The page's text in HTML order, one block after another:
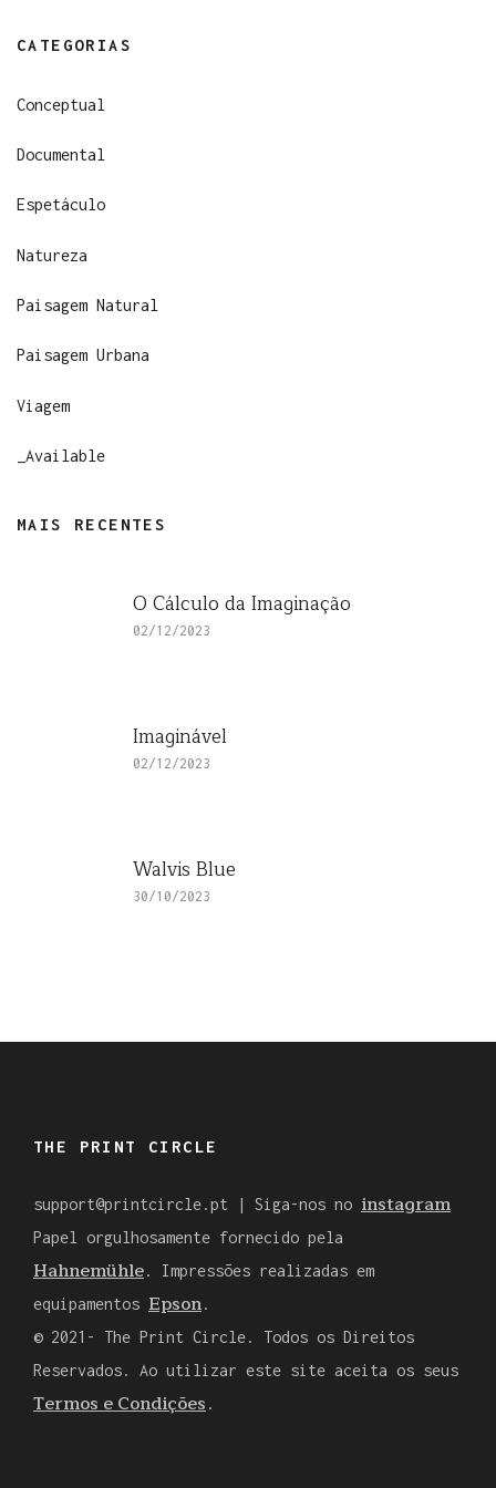
CATEGORIAS
Conceptual
Documental
Espetáculo
Natureza
Paisagem Natural
Paisagem Urbana
Viagem
_Available
MAIS RECENTES
O Cálculo da Imaginação
02/12/2023
Imaginável
02/12/2023
Walvis Blue
30/10/2023
THE PRINT CIRCLE
support@printcircle.pt | Siga-nos no instagram
Papel orgulhosamente fornecido pela
Hahnemühle. Impressões realizadas em
equipamentos Epson.
© 2021- The Print Circle. Todos os Direitos
Reservados. Ao utilizar este site aceita os seus
Termos e Condições.